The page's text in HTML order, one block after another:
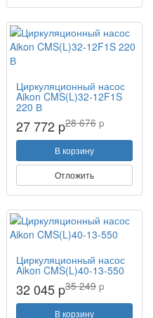
Циркуляционный насос
Aikon CMS(L)32-12F1S
220 В
27 772 p28 676 p
В корзину
Отложить
Циркуляционный насос
Aikon CMS(L)40-13-550
32 045 p35 249 p
В корзину